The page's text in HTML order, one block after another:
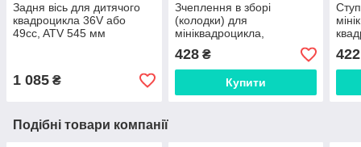
Задня вісь для дитячого
квадроцикла 36V або
49cc, ATV 545 мм
1 085 ₴
Зчеплення в зборі
(колодки) для
мініквадроцикла,
квадроцикла
428₴
Купити
422
Подібні товари компанії